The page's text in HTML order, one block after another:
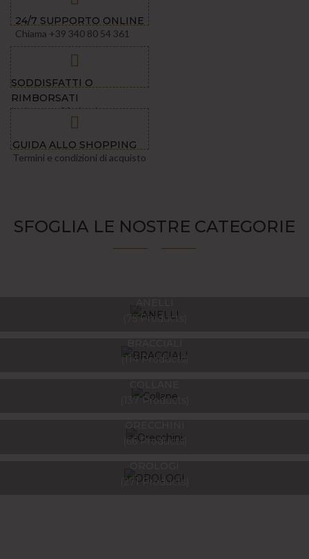
24/7 SUPPORTO ONLINE
Chiama +39 340 80 54 361
SODDISFATTI O
RIMBORSATI
Invia entro 30 giorni
GUIDA ALLO SHOPPING
Termini e condizioni di acquisto
SFOGLIA LE NOSTRE CATEGORIE
ANELLI
75 Products
114 Products
COLLANE
137 Products
ORECCHINI
66 Products
OROLOGI
271 Products